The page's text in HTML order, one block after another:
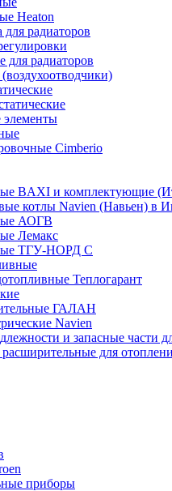
Heaton
радиаторов
для радиаторов
элементы
Cimberio
BAXI и комплектующие
котлы Navien (Навьен) в
АОГВ
Лемакс
ТГУ-НОРД С
Теплогарант
ГАЛАН
Navien
и запасные части
для
приборы